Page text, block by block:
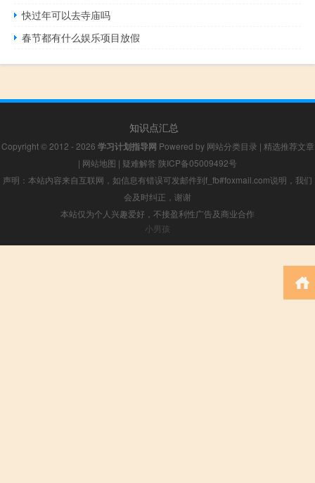
快过年可以去寺庙吗
春节都有什么娱乐项目放假
知识点汇总
Copyright © 2012 - 2026 学习计划指导网 Powered by 网站分类目录 | 精选推荐文章
| 网站地图 | 疑难解答 陕ICP备05009492号
声明：本站内容来自互联网，如信息有错误可发邮件到f_fb#foxmail.com说明，我们
会及时纠正，谢谢
本站仅为个人兴趣爱好，不接盈利性广告及商业合作
小男孩